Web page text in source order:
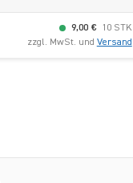
9,00 €
10 STK
zzgl. MwSt. und Versand